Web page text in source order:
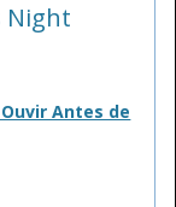
Night
Antes de